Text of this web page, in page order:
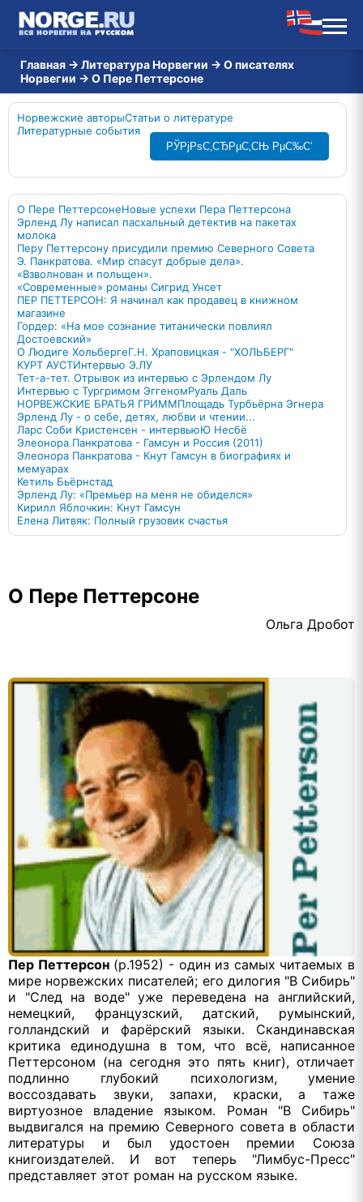
Главная → Литература Норвегии → О писателях
Норвегии → О Пере Петтерсоне
Норвежские авторыСтатьи о литературе
Литературные события
РЎРјРѕС‚СЂРµС‚СЊ РµС‰С‘
О Пере ПеттерсонеНовые успехи Пера Петтерсона
Эрленд Лу написал пасхальный детектив на пакетах
молока
Перу Петтерсону присудили премию Северного Совета
Э. Панкратова. «Мир спасут добрые дела».
«Взволнован и польщен».
«Современные» романы Сигрид Унсет
ПЕР ПЕТТЕРСОН: Я начинал как продавец в книжном
магазине
Гордер: «На мое сознание титанически повлиял
Достоевский»
О Людиге ХольбергеГ.Н. Храповицкая - "ХОЛЬБЕРГ"
КУРТ АУСТИнтервью Э.ЛУ
Тет-а-тет. Отрывок из интервью с Эрлендом Лу
Интервью c Тургримом ЭггеномРуаль Даль
НОРВЕЖСКИЕ БРАТЬЯ ГРИММПлощадь Турбьёрна Эгнера
Эрленд Лу - о себе, детях, любви и чтении...
Ларс Соби Кристенсен - интервьюЮ Несбё
Элеонора Панкратова - Гамсун и Россия (2011)
Элеонора Панкратова - Кнут Гамсун в биографиях и
мемуарах
Кетиль Бьёрнстад
Эрленд Лу: «Премьер на меня не обиделся»
Кирилл Яблочкин: Кнут Гамсун
Елена Литвяк: Полный грузовик счастья
О Пере Петтерсоне
Ольга Дробот
Пер Петтерсон(р.1952) - один из самых читаемых в
мире норвежских писателей; его дилогия "В Сибирь"
и "След на воде" уже переведена на английский,
немецкий, французский, датский, румынский,
голландский и фарёрский языки. Скандинавская
критика единодушна в том, что всё, написанное
Петтерсоном (на сегодня это пять книг), отличает
подлинно глубокий психологизм, умение
воссоздавать звуки, запахи, краски, а таже
виртуозное владение языком. Роман "В Сибирь"
выдвигался на премию Северного совета в области
литературы и был удостоен премии Союза
книгоиздателей. И вот теперь "Лимбус-Пресс"
представляет этот роман на русском языке.